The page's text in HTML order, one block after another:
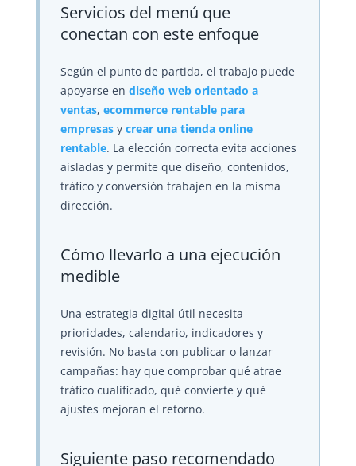
Servicios del menú que
conectan con este enfoque
Según el punto de partida, el trabajo puede
apoyarse en diseño web orientado a
ventas, ecommerce rentable para
empresasy crear una tienda online
rentable. La elección correcta evita acciones
aisladas y permite que diseño, contenidos,
tráfico y conversión trabajen en la misma
dirección.
Cómo llevarlo a una ejecución
medible
Una estrategia digital útil necesita
prioridades, calendario, indicadores y
revisión. No basta con publicar o lanzar
campañas: hay que comprobar qué atrae
tráfico cualificado, qué convierte y qué
ajustes mejoran el retorno.
Siguiente paso recomendado